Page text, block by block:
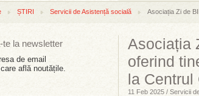
ȘTIRI Servicii de Asistență socială Asociația Zi de
te la newsletter
de email
află noutățile.
Asociația
oferind
la Centrul
11 Feb 2025 / Servicii